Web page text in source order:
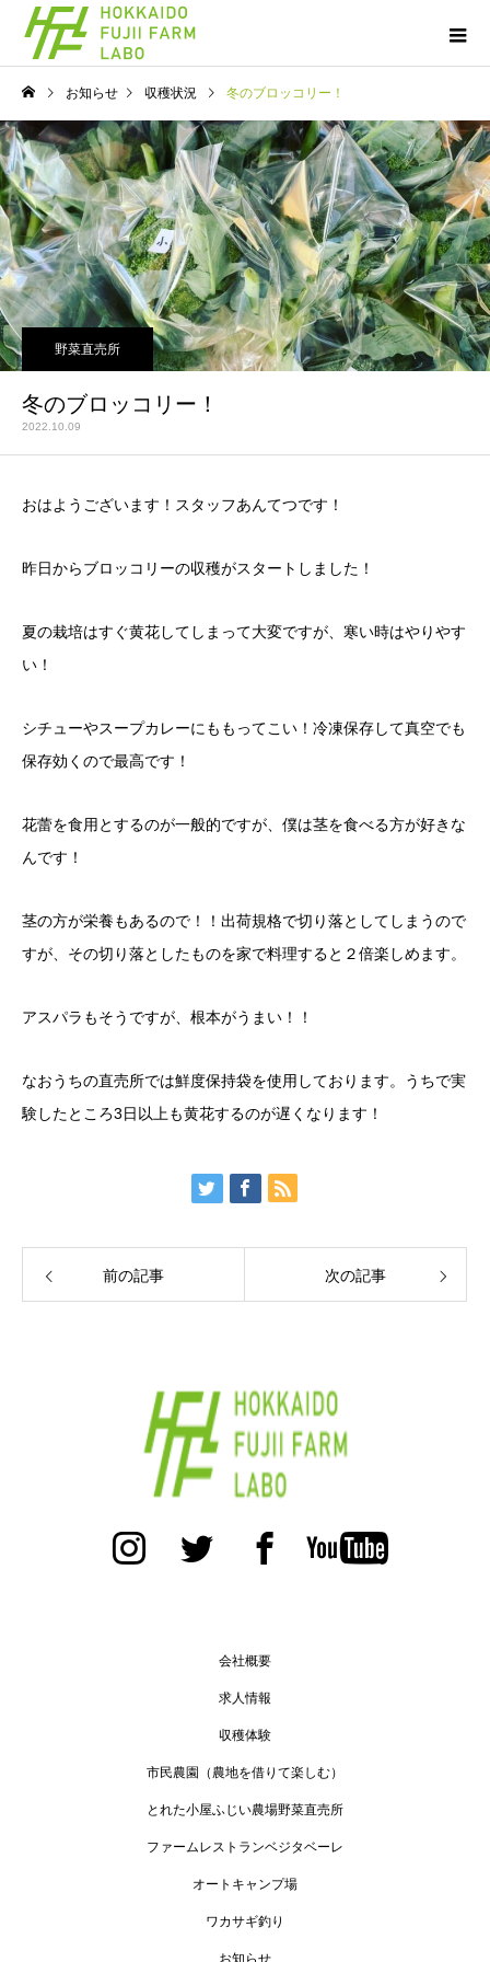
お知らせ 収穫状況 冬のブロッコリー！
野菜直売所
冬のブロッコリー！
2022.10.09
おはようございます！スタッフあんてつです！
昨日からブロッコリーの収穫がスタートしました！
夏の栽培はすぐ黄花してしまって大変ですが、寒い時はやりやす
い！
シチューやスープカレーにももってこい！冷凍保存して真空でも
保存効くので最高です！
花蕾を食用とするのが一般的ですが、僕は茎を食べる方が好きな
んです！
茎の方が栄養もあるので！！出荷規格で切り落としてしまうので
すが、その切り落としたものを家で料理すると２倍楽しめます。
アスパラもそうですが、根本がうまい！！
なおうちの直売所では鮮度保持袋を使用しております。うちで実
験したところ3日以上も黄花するのが遅くなります！
前の記事 次の記事
会社概要
求人情報
収穫体験
市民農園（農地を借りて楽しむ）
とれた小屋ふじい農場野菜直売所
ファームレストランベジタベーレ
オートキャンプ場
ワカサギ釣り
お知らせ